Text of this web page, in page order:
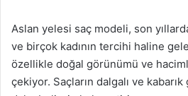
Aslan yelesi saç modeli, son
ve birçok kadının tercihi haline
özellikle doğal görünümü ve
çekiyor. Saçların dalgalı ve